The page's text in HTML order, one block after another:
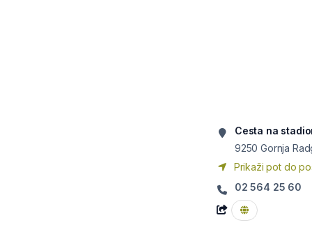
Cesta na
9250 Gornja
Prikaži pot do
02 564 25 60